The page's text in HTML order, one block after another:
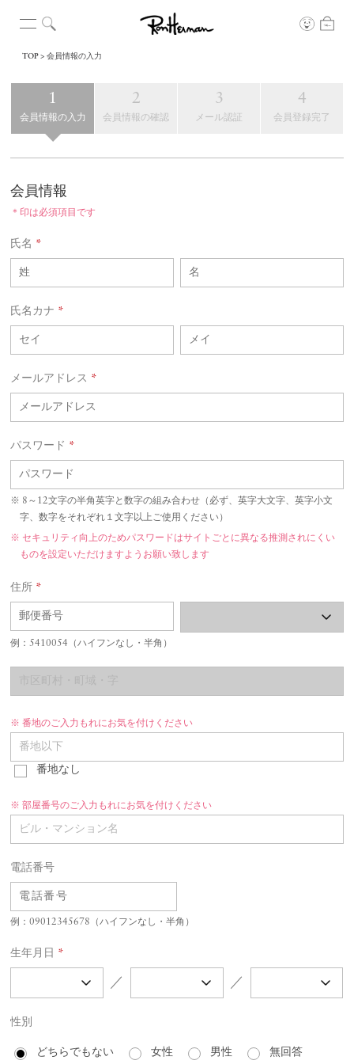
TOP 会員情報の入力
会員情報の入力 会員情報の確認 メール認証 会員登録完了
会員情報
＊印は必須項目です
氏名 *
氏名カナ *
メールアドレス *
パスワード *
字、数字をそれぞれ１文字以上ご使用ください）
ものを設定いただけますようお願い致します
住所 *
例：5410054（ハイフンなし・半角）
番地のご入力もれにお気を付けください
番地なし
部屋番号のご入力もれにお気を付けください
電話番号
例：09012345678（ハイフンなし・半角）
生年月日 *
／ ／
性別
どちらでもない 女性 男性 無回答